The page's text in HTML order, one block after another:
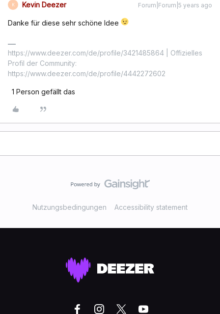
K Kevin Deezer Forum|Forum|5 years ago
Danke für diese sehr schöne Idee
https://www.deezer.com/de/profile/3421485864 | Offizielles
Profil der Community:
https://www.deezer.com/de/profile/4442272602
1 Person gefällt das
Nutzungsbedingungen Accessibility statement